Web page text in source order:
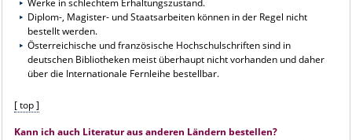
Werke in schlechtem Erhaltungszustand.
Diplom-, Magister- und Staatsarbeiten können in der Regel nicht
bestellt werden.
Österreichische und französische Hochschulschriften sind in
deutschen Bibliotheken meist überhaupt nicht vorhanden und daher
über die Internationale Fernleihe bestellbar.
[ top ]
Kann ich auch Literatur aus anderen Ländern bestellen?